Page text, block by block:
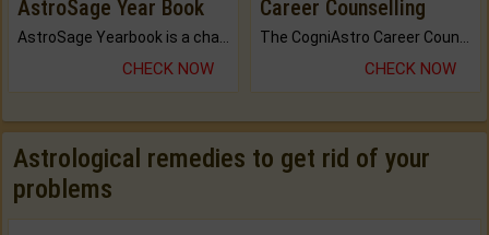
AstroSage Year Book
AstroSage Yearbook is a channel to fulfill your dreams and destiny.
CHECK NOW
Career Counselling
The CogniAstro Career Counselling Report is the most comprehensive report available on this topic.
CHECK NOW
Astrological remedies to get rid of your
problems